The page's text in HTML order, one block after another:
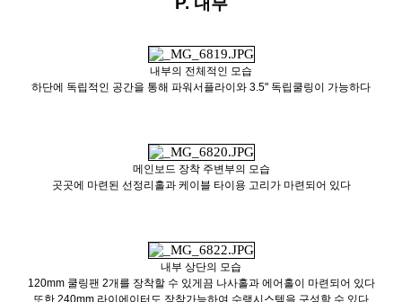
내부의 전체적인 모습
하단에 독립적인 공간을 통해 파워서플라이와 3.5" 독립쿨링이 가능하다
메인보드 장착 주변부의 모습
곳곳에 마련된 선정리홀과 케이블 타이용 고리가 마련되어 있다
내부 상단의 모습
120mm 쿨링팬 2개를 장착할 수 있게끔 나사홀과 에어홀이 마련되어 있다
또한 240mm 라이에이터도 장착가능하여 수랭시스템을 구성할 수 있다